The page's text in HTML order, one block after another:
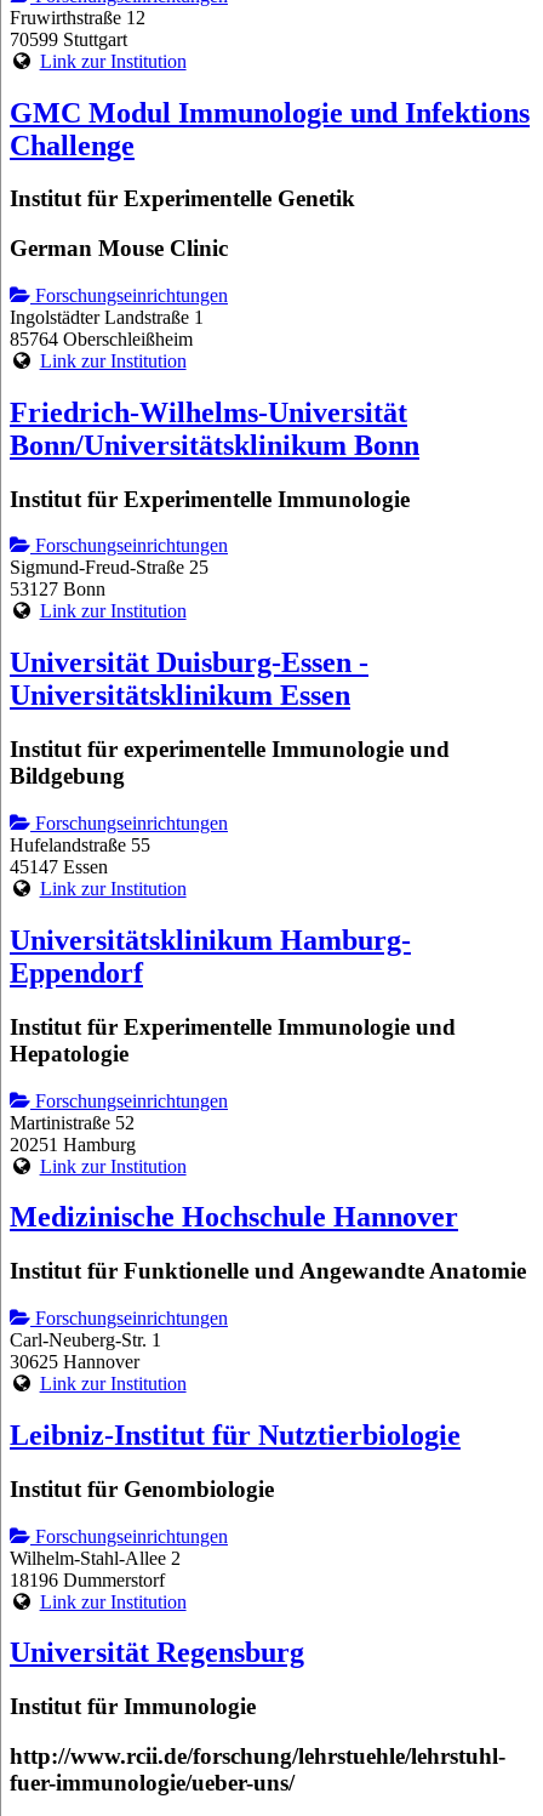
Fruwirthstraße 12
70599 Stuttgart
Link zur Institution
GMC Modul Immunologie und Infektions
Challenge
Institut für Experimentelle Genetik
German Mouse Clinic
Forschungseinrichtungen
Ingolstädter Landstraße 1
85764 Oberschleißheim
Link zur Institution
Friedrich-Wilhelms-Universität
Bonn/Universitätsklinikum Bonn
Institut für Experimentelle Immunologie
Forschungseinrichtungen
Sigmund-Freud-Straße 25
53127 Bonn
Link zur Institution
Universität Duisburg-Essen -
Universitätsklinikum Essen
Institut für experimentelle Immunologie und
Bildgebung
Forschungseinrichtungen
Hufelandstraße 55
45147 Essen
Link zur Institution
Universitätsklinikum Hamburg-
Eppendorf
Institut für Experimentelle Immunologie und
Hepatologie
Forschungseinrichtungen
Martinistraße 52
20251 Hamburg
Link zur Institution
Medizinische Hochschule Hannover
Institut für Funktionelle und Angewandte Anatomie
Forschungseinrichtungen
Carl-Neuberg-Str. 1
30625 Hannover
Link zur Institution
Leibniz-Institut für Nutztierbiologie
Institut für Genombiologie
Forschungseinrichtungen
Wilhelm-Stahl-Allee 2
18196 Dummerstorf
Link zur Institution
Universität Regensburg
Institut für Immunologie
http://www.rcii.de/forschung/lehrstuehle/lehrstuhl-
fuer-immunologie/ueber-uns/